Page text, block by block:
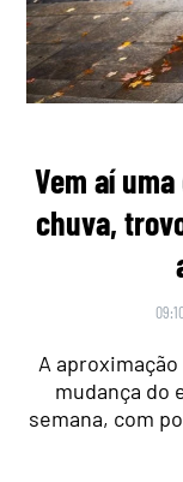
Vem aí
chuva,
A
mudança do
semana, com